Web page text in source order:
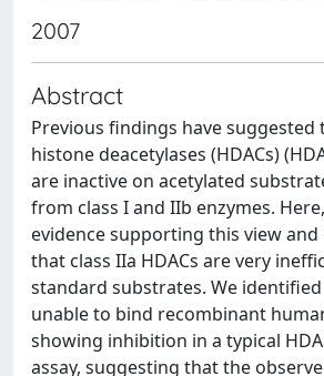
2007
Abstract
Previous findings have suggested
histone deacetylases (HDACs)
are inactive on acetylated
from class I and IIb enzymes.
evidence supporting this view
that class IIa HDACs are very
standard substrates. We
unable to bind recombinant
showing inhibition in a typical
assay, suggesting that the